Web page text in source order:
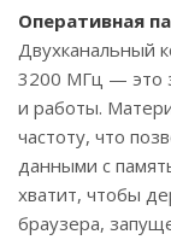
Оперативная
Двухканальный
3200 МГц — это
и работы.
частоту, что
данными с
хватит, чтобы
браузера,